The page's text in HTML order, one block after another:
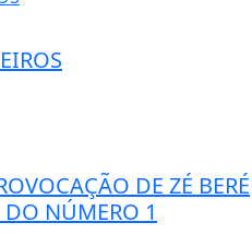
DE ZÉ BERÉ
NÚMERO 1